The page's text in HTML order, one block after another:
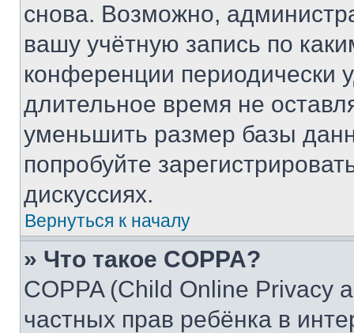
снова. Возможно,
вашу учётную запись по
конференции периодически
длительное время не
уменьшить размер базы
попробуйте
дискуссиях.
Вернуться к началу
» Что такое COPPA?
COPPA (Child Online Privacy
частных прав ребёнка в